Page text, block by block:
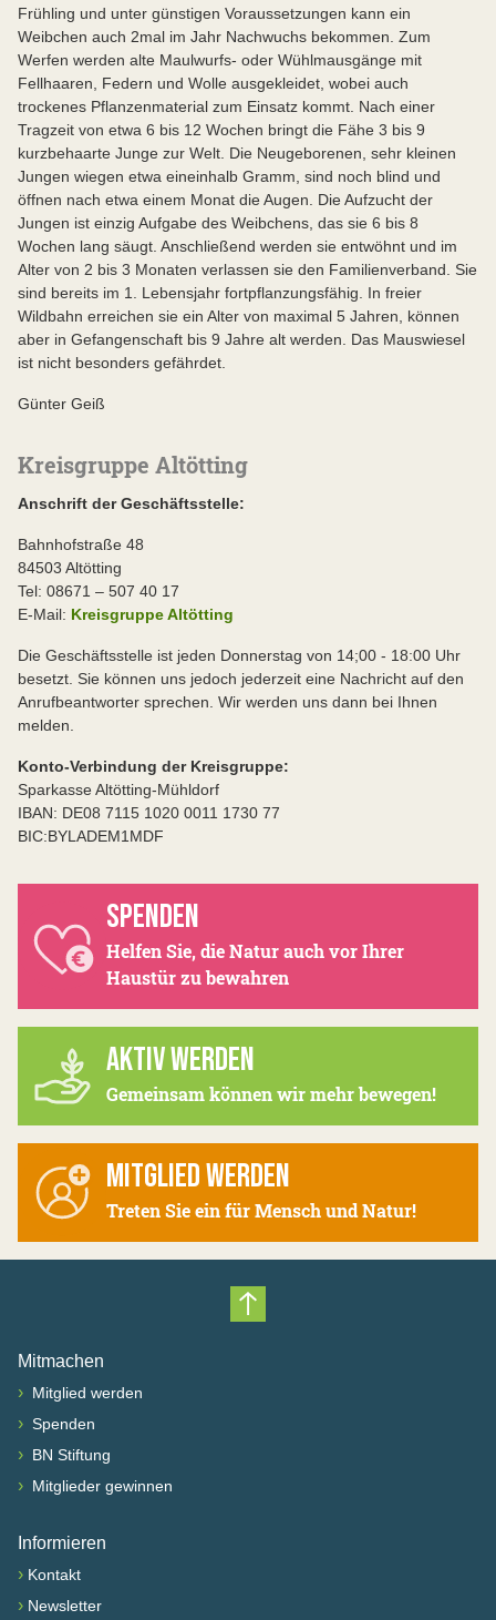
Frühling und unter günstigen Voraussetzungen kann ein
Weibchen auch 2mal im Jahr Nachwuchs bekommen. Zum
Werfen werden alte Maulwurfs- oder Wühlmausgänge mit
Fellhaaren, Federn und Wolle ausgekleidet, wobei auch
trockenes Pflanzenmaterial zum Einsatz kommt. Nach einer
Tragzeit von etwa 6 bis 12 Wochen bringt die Fähe 3 bis 9
kurzbehaarte Junge zur Welt. Die Neugeborenen, sehr kleinen
Jungen wiegen etwa eineinhalb Gramm, sind noch blind und
öffnen nach etwa einem Monat die Augen. Die Aufzucht der
Jungen ist einzig Aufgabe des Weibchens, das sie 6 bis 8
Wochen lang säugt. Anschließend werden sie entwöhnt und im
Alter von 2 bis 3 Monaten verlassen sie den Familienverband. Sie
sind bereits im 1. Lebensjahr fortpflanzungsfähig. In freier
Wildbahn erreichen sie ein Alter von maximal 5 Jahren, können
aber in Gefangenschaft bis 9 Jahre alt werden. Das Mauswiesel
ist nicht besonders gefährdet.
Günter Geiß
Kreisgruppe Altötting
Anschrift der Geschäftsstelle:
Bahnhofstraße 48
84503 Altötting
Tel: 08671 – 507 40 17
E-Mail: Kreisgruppe Altötting
Die Geschäftsstelle ist jeden Donnerstag von 14;00 - 18:00 Uhr
besetzt. Sie können uns jedoch jederzeit eine Nachricht auf den
Anrufbeantworter sprechen. Wir werden uns dann bei Ihnen
melden.
Konto-Verbindung der Kreisgruppe:
Sparkasse Altötting-Mühldorf
IBAN: DE08 7115 1020 0011 1730 77
BIC:BYLADEM1MDF
SPENDEN
Helfen Sie, die Natur auch vor Ihrer
Haustür zu bewahren
AKTIV WERDEN
Gemeinsam können wir mehr bewegen!
MITGLIED WERDEN
Treten Sie ein für Mensch und Natur!
Nach oben scrollen
Mitmachen
› Mitglied werden
› Spenden
› BN Stiftung
› Mitglieder gewinnen
Informieren
› Kontakt
› Newsletter